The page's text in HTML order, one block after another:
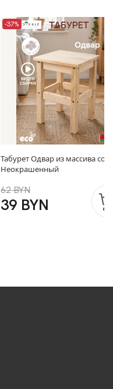
-37%
Табурет Одвар из массива
Неокрашенный
62 BYN
39 BYN